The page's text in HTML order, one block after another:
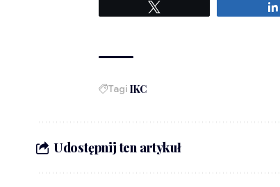
Tagi IKC
Udostępnij ten artykuł